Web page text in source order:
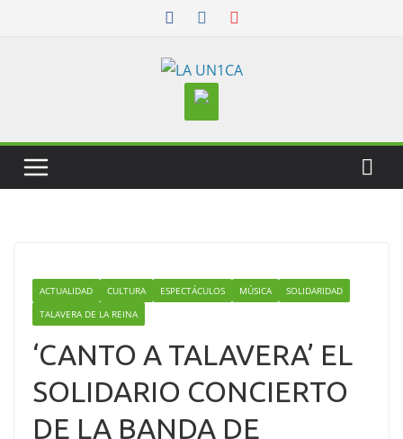
ACTUALIDAD CULTURA ESPECTÁCULOS MÚSICA
SOLIDARIDAD
TALAVERA DE LA REINA
‘CANTO A TALAVERA’ EL
SOLIDARIO CONCIERTO
DE LA BANDA DE